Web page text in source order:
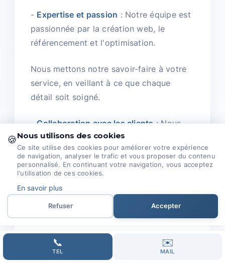
- Expertise et passion : Notre équipe est
passionnée par la création web, le
référencement et l'optimisation.
Nous mettons notre savoir-faire à votre
service, en veillant à ce que chaque
détail soit soigné.
-Collaboration avec les clients : Nous
croyons fermement qu'un bon projet
débute par une compréhension
approfondie de vos besoins.
En travaillant main dans la main, nous
nous engageons à atteindre vos objectifs
ensemble.
Pourquoi nous choisir
: Notre approche
unique repose sur une compréhension
📞
TEL
✉️
MAIL
🍪Nous utilisons des cookies
Ce site utilise des cookies pour améliorer votre expérience
de navigation, analyser le trafic et vous proposer du contenu
personnalisé. En continuant votre navigation, vous acceptez
l'utilisation de ces cookies.
En savoir plus
Refuser Accepter